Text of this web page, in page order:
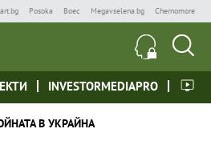
Posoka Boec Megavselena.bg Chernomore
INVESTORMEDIAPRO
В УКРАЙНА